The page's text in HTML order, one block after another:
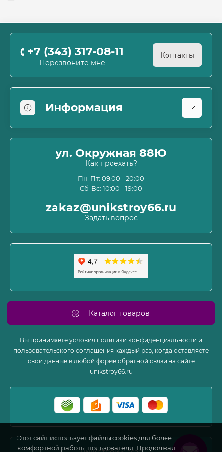
+7 (343) 317-08-11
Перезвоните мне
Контакты
Информация
Информация о доставке
Пользовательское соглашение и оферта
Политика конфиденциальности
Связаться с нами
Карта сайта
Производители
ул. Окружная 88Ю
Как проехать?
Пн-Пт: 09.00 - 20:00
Сб-Вс: 10:00 - 19:00
zakaz@unikstroy66.ru
Задать вопрос
Каталог товаров
Вы принимаете условия политики конфиденциальности и
пользовательского соглашения каждый раз, когда оставляете
свои данные в любой форме обратной связи на сайте
unikstroy66.ru
Этот сайт использует файлы cookies для более
комфортной работы пользователя. Продолжая